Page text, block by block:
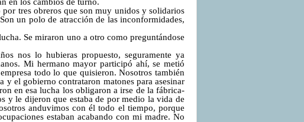
tres obreros que son muy unidos y solidarios
un polo de atracción de las inconformidades,
Se miraron uno a otro como preguntándose
nos lo hubieras propuesto, seguramente ya
Mi hermano mayor participó ahí, se metió
todo lo que quisieron. Nosotros también
y el gobierno contrataron matones para asesinar
en esa lucha los obligaron a irse de la fábrica-
y le dijeron que estaba de por medio la vida de
anduvimos con él todo el tiempo, porque
estaban acabando con mi madre. No